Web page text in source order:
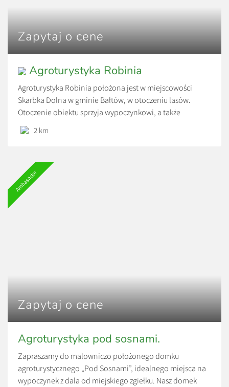
Zapytaj o cene
Agroturystyka Robinia
Agroturystyka Robinia położona jest w miejscowości
Skarbka Dolna w gminie Bałtów, w otoczeniu lasów.
Otoczenie obiektu sprzyja wypoczynkowi, a także
aktywności fizycznej. W bezpośrednim sąsiedztwie
znajduje się Park Linowy Skarbka oraz Bałtowski Kompleks
2 km
Ambasador
Zapytaj o cene
Agroturystyka pod sosnami.
Zapraszamy do malowniczo położonego domku
agroturystycznego „Pod Sosnami”, idealnego miejsca na
wypoczynek z dala od miejskiego zgiełku. Nasz domek